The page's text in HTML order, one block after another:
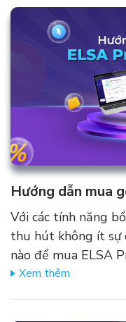
Hướng dẫn mua
Với các tính năng
thu hút không ít sự
nào để mua ELSA
Xem thêm